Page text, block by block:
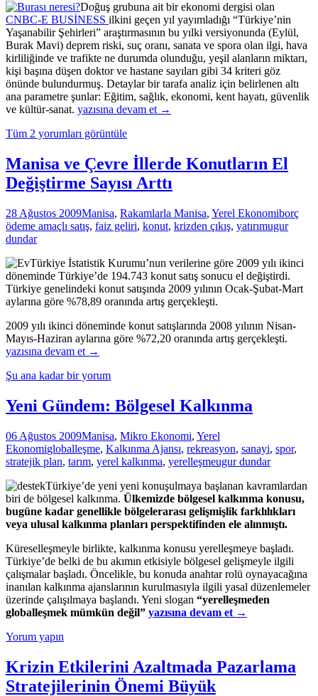
Doğuş grubuna ait bir ekonomi dergisi olan
CNBC-E BUSİNESS ilkini geçen yıl yayımladığı “Türkiye’nin
Yaşanabilir Şehirleri” araştırmasının bu yılki versiyonunda (Eylül,
Burak Mavi) deprem riski, suç oranı, sanata ve spora olan ilgi, hava
kirliliğinde ve trafikte ne durumda olunduğu, yeşil alanların miktarı,
kişi başına düşen doktor ve hastane sayıları gibi 34 kriteri göz
önünde bulundurmuş. Detaylar bir tarafa analiz için belirlenen altı
ana parametre şunlar: Eğitim, sağlık, ekonomi, kent hayatı, güvenlik
ve kültür-sanat. Plakası
Sıralaması
Bilin
Bakalım
Neresi?
yazısına devam et →
Tüm 2 yorumları görüntüle
Manisa ve Çevre İllerde Konutların El
Değiştirme Sayısı Arttı
28 Ağustos 2009Manisa, Rakamlarla Manisa, Yerel Ekonomiborç
ödeme amaçlı satış, faiz geliri, konut, krizden çıkış, yatırımugur
dundar
Türkiye İstatistik Kurumu’nun verilerine göre 2009 yılı ikinci
döneminde Türkiye’de 194.743 konut satış sonucu el değiştirdi.
Türkiye genelindeki konut satışında 2009 yılının Ocak-Şubat-Mart
aylarına göre %78,89 oranında artış gerçekleşti.
2009 yılı ikinci döneminde konut satışlarında 2008 yılının Nisan-
Mayıs-Haziran aylarına göre %72,20 oranında artış gerçekleşti.
yazısına devam et →
Şu ana kadar bir yorum
Yeni Gündem: Bölgesel Kalkınma
06 Ağustos 2009Manisa, Mikro Ekonomi, Yerel
Ekonomigloballeşme, Kalkınma Ajansı, rekreasyon, sanayi, spor,
stratejik plan, tarım, yerel kalkınma, yerelleşmeugur dundar
Türkiye’de yeni yeni konuşulmaya başlanan kavramlardan
biri de bölgesel kalkınma. Ülkemizde bölgesel kalkınma konusu,
bugüne kadar genellikle bölgelerarası gelişmişlik farklılıkları
veya ulusal kalkınma planları perspektifinden ele alınmıştı.
Küreselleşmeyle birlikte, kalkınma konusu yerelleşmeye başladı.
Türkiye’de belki de bu akımın etkisiyle bölgesel gelişmeyle ilgili
çalışmalar başladı. Öncelikle, bu konuda anahtar rolü oynayacağına
inanılan kalkınma ajanslarının kurulmasıyla ilgili yasal düzenlemeler
üzerinde çalışılmaya başlandı. Yeni slogan “yerelleşmeden
globalleşmek mümkün değil” Yeni
yazısına devam et →
Yorum yapın
Krizin Etkilerini Azaltmada Pazarlama
Stratejilerinin Önemi Büyük